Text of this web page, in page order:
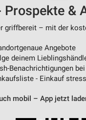
Prospekte &
griffbereit – mit der
Angebote
deinem
Benachrichtigungen
- Einkauf
mobil – App jetzt